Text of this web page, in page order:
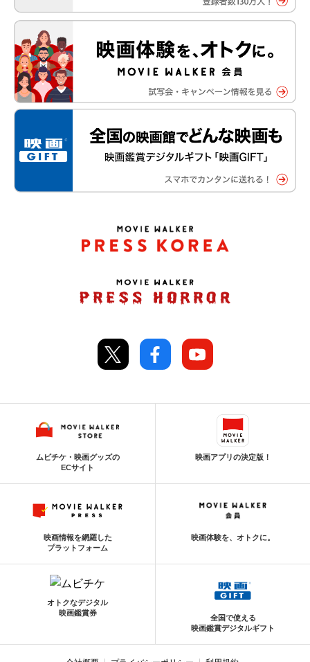
ムビチケ・映画グッズの
ECサイト
映画アプリの決定版！
映画情報を網羅した
プラットフォーム
映画体験を、オトクに。
オトクなデジタル
映画鑑賞券
全国で使える
映画鑑賞デジタルギフト